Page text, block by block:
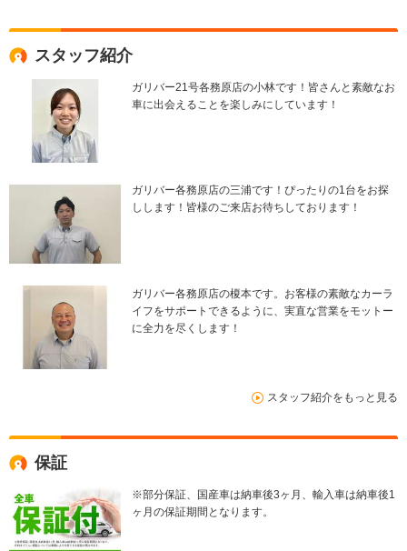
スタッフ紹介
ガリバー21号各務原店の小林です！皆さんと素敵なお
車に出会えることを楽しみにしています！
ガリバー各務原店の三浦です！ぴったりの1台をお探
しします！皆様のご来店お待ちしております！
ガリバー各務原店の榎本です。お客様の素敵なカーラ
イフをサポートできるように、実直な営業をモットー
に全力を尽くします！
スタッフ紹介をもっと見る
保証
※部分保証、国産車は納車後3ヶ月、輸入車は納車後1
ヶ月の保証期間となります。